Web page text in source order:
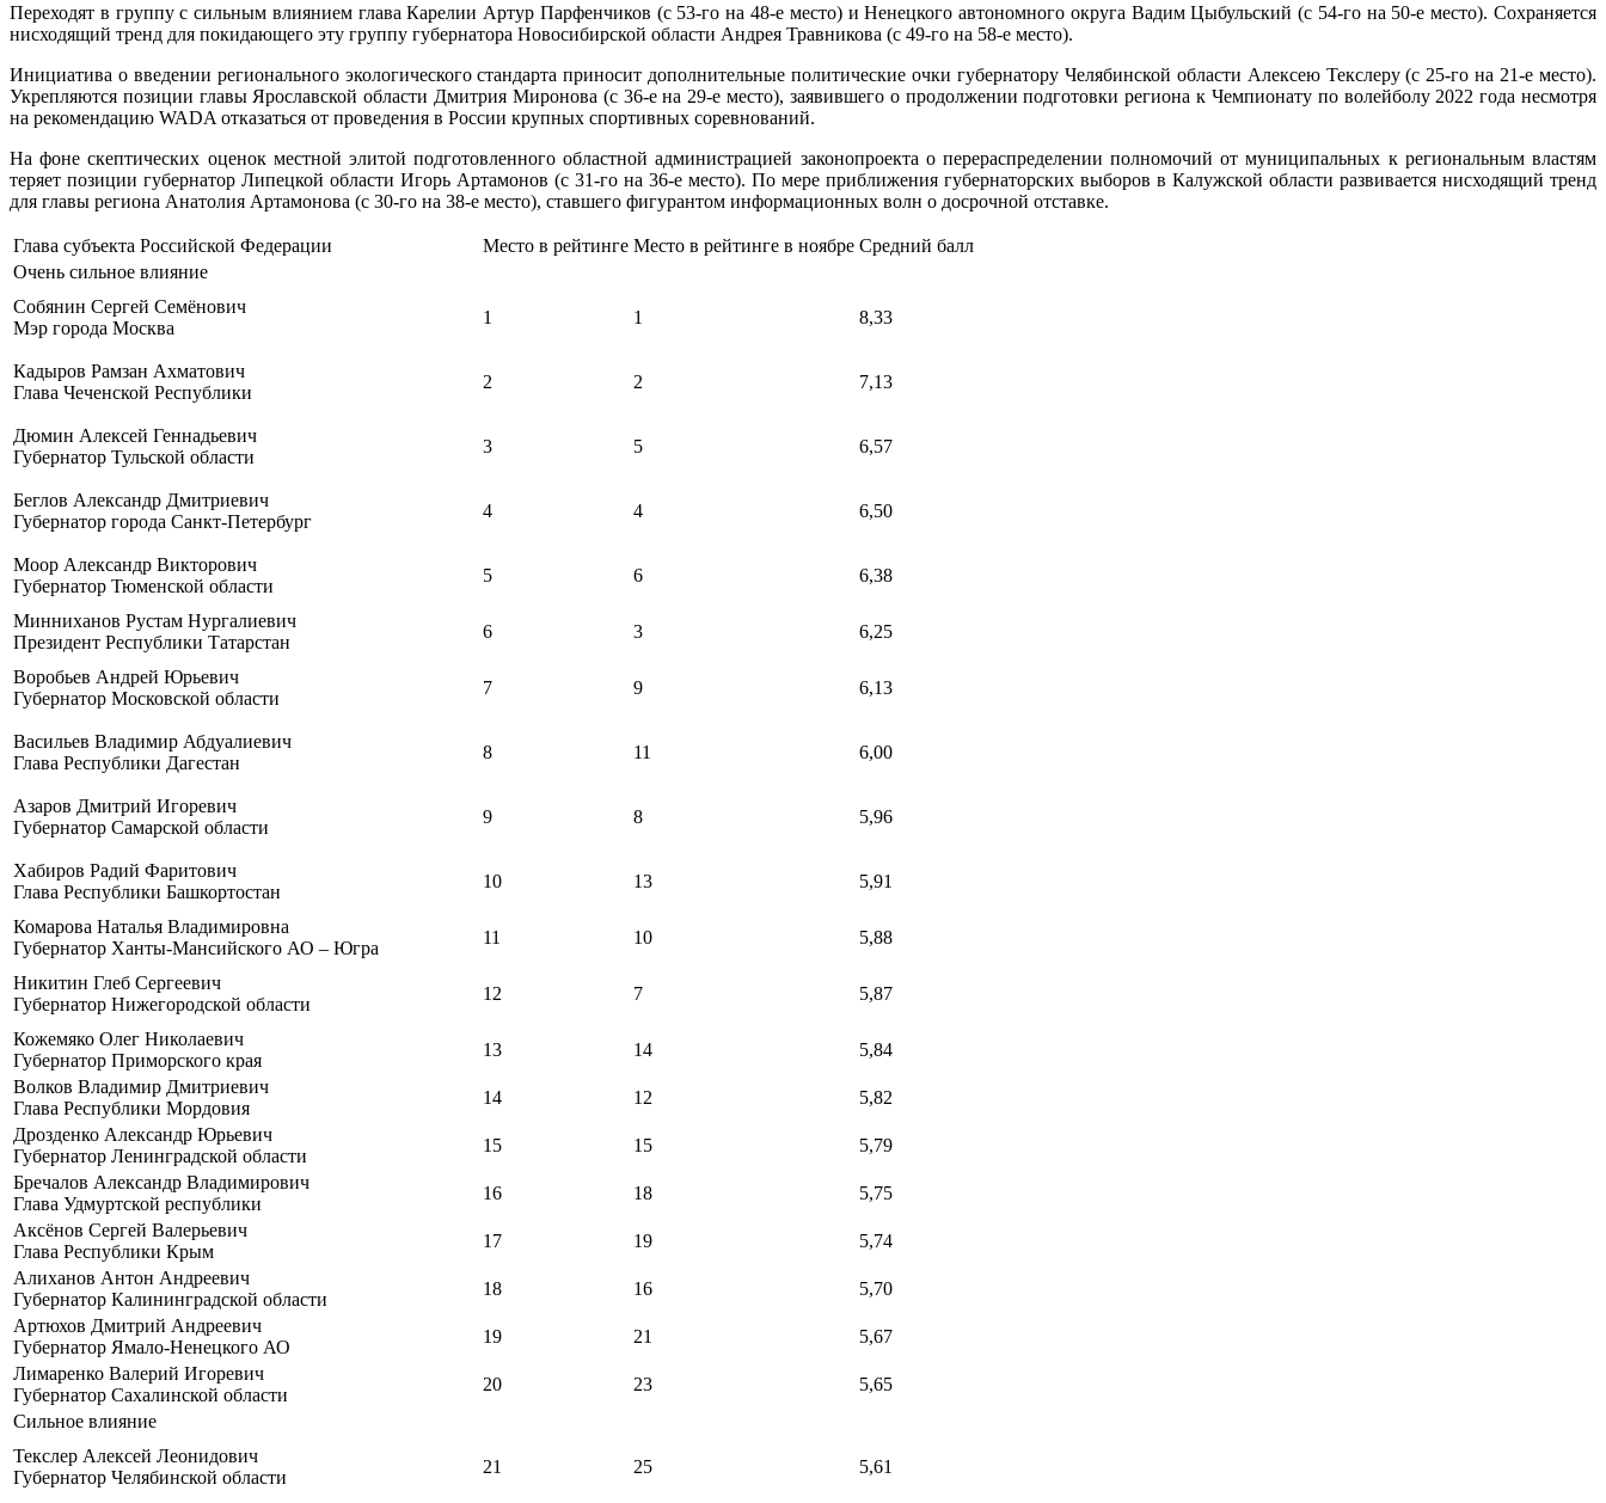
Переходят в группу с сильным влиянием глава Карелии Артур Парфенчиков (с 53-го на 48-е место) и Ненецкого автономного округа Вадим Цыбульский (с 54-го на 50-е место). Сохраняется
нисходящий тренд для покидающего эту группу губернатора Новосибирской области Андрея Травникова (с 49-го на 58-е место).
Инициатива о введении регионального экологического стандарта приносит дополнительные политические очки губернатору Челябинской области Алексею Текслеру (с 25-го на 21-е место).
Укрепляются позиции главы Ярославской области Дмитрия Миронова (с 36-е на 29-е место), заявившего о продолжении подготовки региона к Чемпионату по волейболу 2022 года несмотря
на рекомендацию WADA отказаться от проведения в России крупных спортивных соревнований.
На фоне скептических оценок местной элитой подготовленного областной администрацией законопроекта о перераспределении полномочий от муниципальных к региональным властям
теряет позиции губернатор Липецкой области Игорь Артамонов (с 31-го на 36-е место). По мере приближения губернаторских выборов в Калужской области развивается нисходящий тренд
для главы региона Анатолия Артамонова (с 30-го на 38-е место), ставшего фигурантом информационных волн о досрочной отставке.
Глава субъекта Российской Федерации Место в рейтинге Место в рейтинге в ноябре Средний балл
Очень сильное влияние
Собянин Сергей Семёнович
Мэр города Москва
1 1 8,33
Кадыров Рамзан Ахматович
Глава Чеченской Республики
2 2 7,13
Дюмин Алексей Геннадьевич
Губернатор Тульской области
3 5 6,57
Беглов Александр Дмитриевич
Губернатор города Санкт-Петербург
4 4 6,50
Моор Александр Викторович
Губернатор Тюменской области
5 6 6,38
Минниханов Рустам Нургалиевич
Президент Республики Татарстан
6 3 6,25
Воробьев Андрей Юрьевич
Губернатор Московской области
7 9 6,13
Васильев Владимир Абдуалиевич
Глава Республики Дагестан
8 11 6,00
Азаров Дмитрий Игоревич
Губернатор Самарской области
9 8 5,96
Хабиров Радий Фаритович
Глава Республики Башкортостан
10 13 5,91
Комарова Наталья Владимировна
Губернатор Ханты-Мансийского АО – Югра
11 10 5,88
Никитин Глеб Сергеевич
Губернатор Нижегородской области
12 7 5,87
Кожемяко Олег Николаевич
Губернатор Приморского края
13 14
5,84
Волков Владимир Дмитриевич
Глава Республики Мордовия
14 12
5,82
Дрозденко Александр Юрьевич
Губернатор Ленинградской области
15 15
5,79
Бречалов Александр Владимирович
Глава Удмуртской республики
16 18
5,75
Аксёнов Сергей Валерьевич
Глава Республики Крым
17 19
5,74
Алиханов Антон Андреевич
Губернатор Калининградской области
18 16
5,70
Артюхов Дмитрий Андреевич
Губернатор Ямало-Ненецкого АО
19 21
5,67
Лимаренко Валерий Игоревич
Губернатор Сахалинской области
20 23
5,65
Сильное влияние
Текслер Алексей Леонидович
Губернатор Челябинской области
21 25 5,61